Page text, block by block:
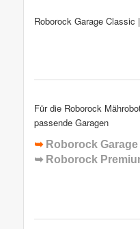
Roborock Garage Classic
Für die Roborock
passende Garagen
➥ Roborock
➥ Roborock